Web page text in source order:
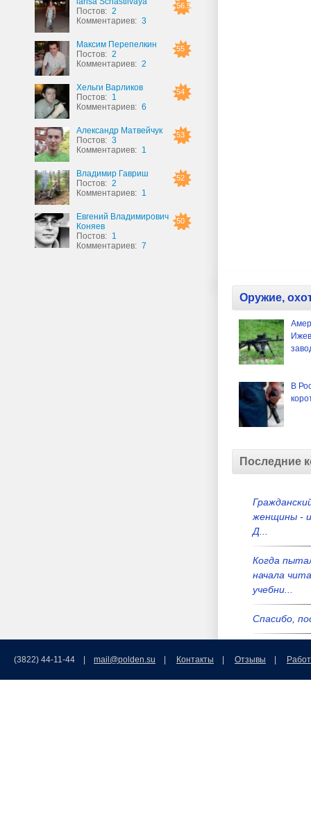
56.5
Постов: 2
Комментариев: 3
55
Максим Перепелкин
Постов: 2
Комментариев: 2
54
Хельги Варликов
Постов: 1
Комментариев: 6
53
Александр Матвейчук
Постов: 3
Комментариев: 1
52
Владимир Гавриш
Постов: 2
Комментариев: 1
50
Евгений Владимирович
Коняев
Постов: 1
Комментариев: 7
Оружие,
В
Последние
женщины -
Д...
Когда
начала
учебни...
Спасибо,
(3822) 44-11-44 | mail@polden.su Контакты Отзывы